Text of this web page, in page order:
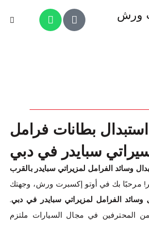
ورش
استبدال بطانات فرامل
سبايدر في دبي
وسائد الفرامل لمزيراتي سبايدر بالقرب
مرحبًا بك في أوتو إكسبرت ورش، وجهتك
وسائد الفرامل لمزيراتي سبايدر في دبي.
المحترفين في مجال السيارات ملتزم